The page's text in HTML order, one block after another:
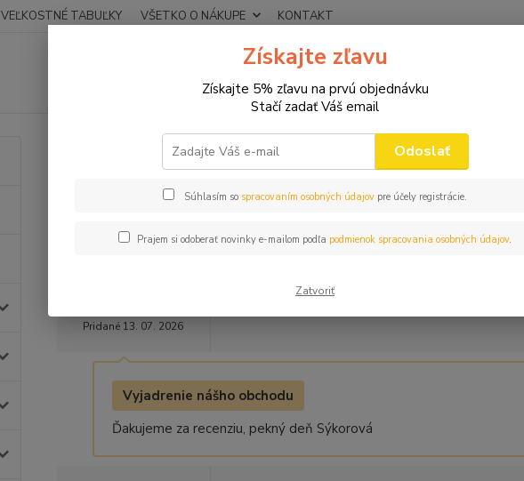
VEĽKOSTNÉ TABUĽKY VŠETKO O NÁKUPE KONTAKT
+421
BEZPEČNÝ NÁKUP
Pridané 13. 07. 2026
Vyjadrenie nášho obchodu
Ďakujeme za recenziu, pekný deň Sýkorová
Získajte zľavu
Získajte 5% zľavu na prvú objednávku
Stačí zadať Váš email
Odoslať
Súhlasím so spracovaním osobných údajov pre účely registrácie.
Prajem si odoberať novinky e-mailom podľa podmienok spracovania osobných údajov.
Zatvoriť